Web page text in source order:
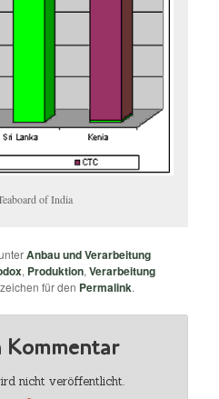
of India
Anbau und Verarbeitung
, Produktion,Verarbeitung
für den Permalink.
Kommentar
nicht veröffentlicht.